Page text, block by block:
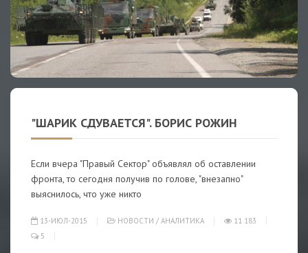
"ШАРИК СДУВАЕТСЯ". БОРИС РОЖИН
Если вчера "Правый Сектор" объявлял об оставлении
фронта, то сегодня получив по голове, "внезапно"
выяснилось, что уже никто
13-ИЮЛ-2015 НОВОСТИ / АНАЛИТИКА
11 183
5